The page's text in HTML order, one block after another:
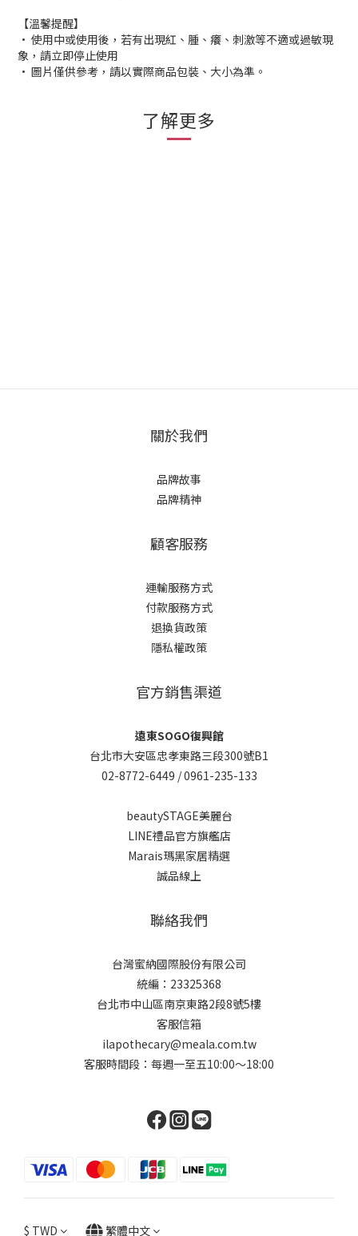
【溫馨提醒】
• 使用中或使用後，若有出現紅、腫、癢、刺激等不適或過敏現
象，請立即停止使用
• 圖片僅供參考，請以實際商品包裝、大小為準。
了解更多
關於我們
品牌故事
品牌精神
顧客服務
運輸服務方式
付款服務方式
退換貨政策
隱私權政策
官方銷售渠道
遠東SOGO復興館
台北市大安區忠孝東路三段300號B1
02-8772-6449 /0961-235-133
beautySTAGE美麗台
LINE禮品官方旗艦店
Marais瑪黑家居精選
誠品線上
聯絡我們
台灣蜜納國際股份有限公司
統編：23325368
台北市中山區南京東路2段8號5樓
客服信箱
ilapothecary@meala.com.tw
客服時間段：每週一至五10:00～18:00
$ TWD 繁體中文